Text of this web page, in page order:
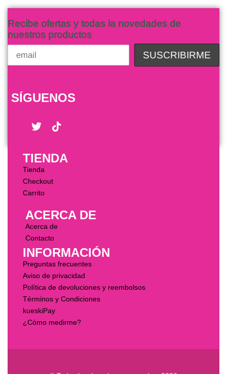
Recibe ofertas y todas la novedades de
nuestros productos
SÍGUENOS
TIENDA
Tienda
Checkout
Carrito
ACERCA DE
Acerca de
Contacto
INFORMACIÓN
Preguntas frecuentes
Aviso de privacidad
Política de devoluciones y reembolsos
Términos y Condiciones
kueskiPay
¿Cómo medirme?